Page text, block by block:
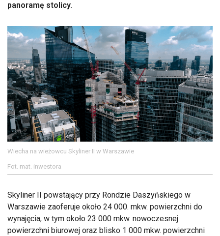
panoramę stolicy.
Wiecha na wieżowcu Skyliner II w Warszawie
Fot. mat. inwestora
Skyliner II powstający przy Rondzie Daszyńskiego w
Warszawie zaoferuje około 24 000. mkw. powierzchni do
wynajęcia, w tym około 23 000 mkw. nowoczesnej
powierzchni biurowej oraz blisko 1 000 mkw. powierzchni